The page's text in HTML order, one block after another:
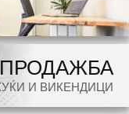
ПРОДАЖБА
И ВИКЕНДИЦИ